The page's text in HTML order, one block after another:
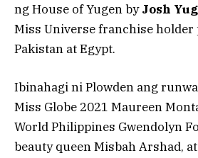
ng House of Yugen byJosh
Miss Universe franchise holder
Pakistan at Egypt.
Ibinahagi ni Plowden ang
Miss Globe 2021 Maureen
World Philippines Gwendolyn
beauty queen Misbah Arshad,